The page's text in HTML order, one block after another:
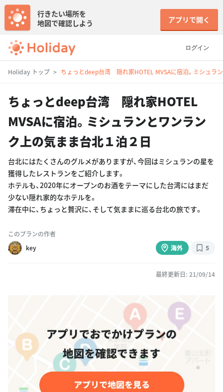
ログイン
行きたい場所を
地図で確認しよう
アプリで開く
Holiday トップ ちょっとdeep台湾 隠れ家HOTEL MVSAに宿泊。ミシュラ
ちょっとdeep台湾 隠れ家HOTEL
MVSAに宿泊。ミシュランとワンラン
ク上の気まま台北１泊２日
台北にはたくさんのグルメがありますが、今回はミシュランの星を
獲得したレストランをご紹介します。
ホテルも、2020年にオープンのお酒をテーマにした台湾にはまだ
少ない隠れ家的なホテルを。
滞在中に、ちょっと贅沢に、そして気ままに巡る台北の旅です。
このプランの作者
key
海外 5
最終更新日: 21/09/14